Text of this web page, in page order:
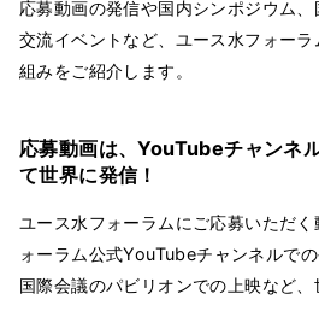
応募動画の発信や国内シンポジウム
交流イベントなど、ユース水フォー
組みをご紹介します。
応募動画は、YouTubeチャンネ
て世界に発信！
ユース水フォーラムにご応募いただ
ォーラム公式YouTubeチャンネルで
国際会議のパビリオンでの上映など、